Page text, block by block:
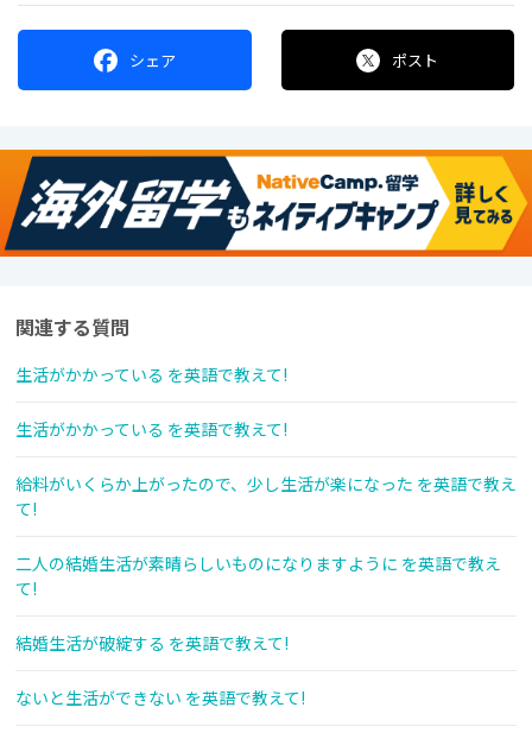
シェア ポスト
関連する質問
生活がかかっている を英語で教えて!
生活がかかっている を英語で教えて!
給料がいくらか上がったので、少し生活が楽になった を英語で教え
て!
二人の結婚生活が素晴らしいものになりますように を英語で教え
て!
結婚生活が破綻する を英語で教えて!
ないと生活ができない を英語で教えて!